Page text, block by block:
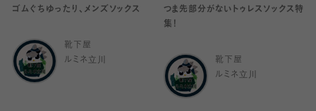
ゴムぐちゆったり、メンズソックス
靴下屋
ルミネ立川
つま先部分がないトゥレスソックス特
集！
靴下屋
ルミネ立川